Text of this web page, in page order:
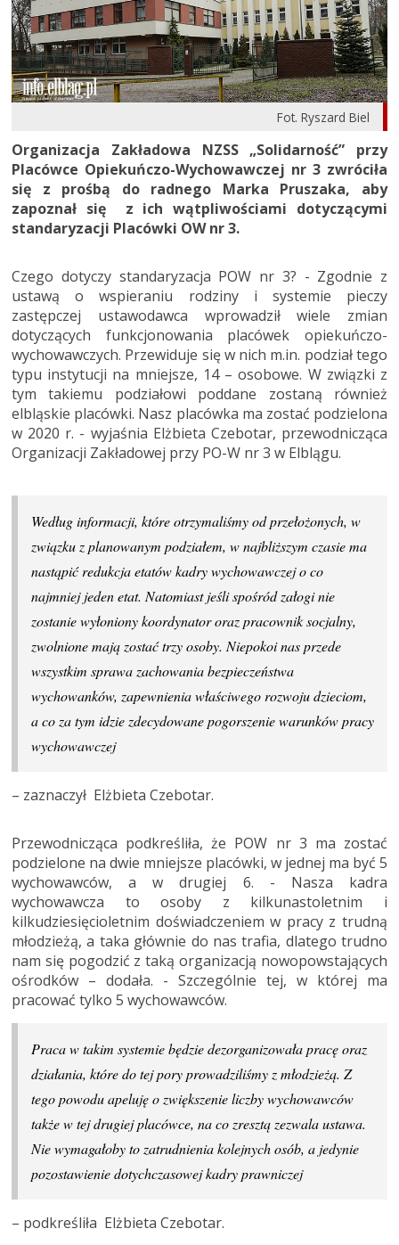
Fot. Ryszard Biel
Organizacja Zakładowa NZSS „Solidarność” przy
Placówce Opiekuńczo-Wychowawczej nr 3 zwróciła
się z prośbą do radnego Marka Pruszaka, aby
zapoznał się z ich wątpliwościami dotyczącymi
standaryzacji Placówki OW nr 3.
Czego dotyczy standaryzacja POW nr 3? - Zgodnie z
ustawą o wspieraniu rodziny i systemie pieczy
zastępczej ustawodawca wprowadził wiele zmian
dotyczących funkcjonowania placówek opiekuńczo-
wychowawczych. Przewiduje się w nich m.in. podział tego
typu instytucji na mniejsze, 14 – osobowe. W związki z
tym takiemu podziałowi poddane zostaną również
elbląskie placówki. Nasz placówka ma zostać podzielona
w 2020 r. - wyjaśnia Elżbieta Czebotar, przewodnicząca
Organizacji Zakładowej przy PO-W nr 3 w Elblągu.
Według informacji, które otrzymaliśmy od przełożonych, w
związku z planowanym podziałem, w najbliższym czasie ma
nastąpić redukcja etatów kadry wychowawczej o co
najmniej jeden etat. Natomiast jeśli spośród załogi nie
zostanie wyłoniony koordynator oraz pracownik socjalny,
zwolnione mają zostać trzy osoby. Niepokoi nas przede
wszystkim sprawa zachowania bezpieczeństwa
wychowanków, zapewnienia właściwego rozwoju dzieciom,
a co za tym idzie zdecydowane pogorszenie warunków pracy
wychowawczej
– zaznaczył Elżbieta Czebotar.
Przewodnicząca podkreśliła, że POW nr 3 ma zostać
podzielone na dwie mniejsze placówki, w jednej ma być 5
wychowawców, a w drugiej 6. - Nasza kadra
wychowawcza to osoby z kilkunastoletnim i
kilkudziesięcioletnim doświadczeniem w pracy z trudną
młodzieżą, a taka głównie do nas trafia, dlatego trudno
nam się pogodzić z taką organizacją nowopowstających
ośrodków – dodała. - Szczególnie tej, w której ma
pracować tylko 5 wychowawców.
Praca w takim systemie będzie dezorganizowała pracę oraz
działania, które do tej pory prowadziliśmy z młodzieżą. Z
tego powodu apeluję o zwiększenie liczby wychowawców
także w tej drugiej placówce, na co zresztą zezwala ustawa.
Nie wymagałoby to zatrudnienia kolejnych osób, a jedynie
pozostawienie dotychczasowej kadry prawniczej
– podkreśliła Elżbieta Czebotar.